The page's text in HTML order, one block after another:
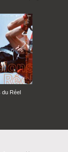
du Réel